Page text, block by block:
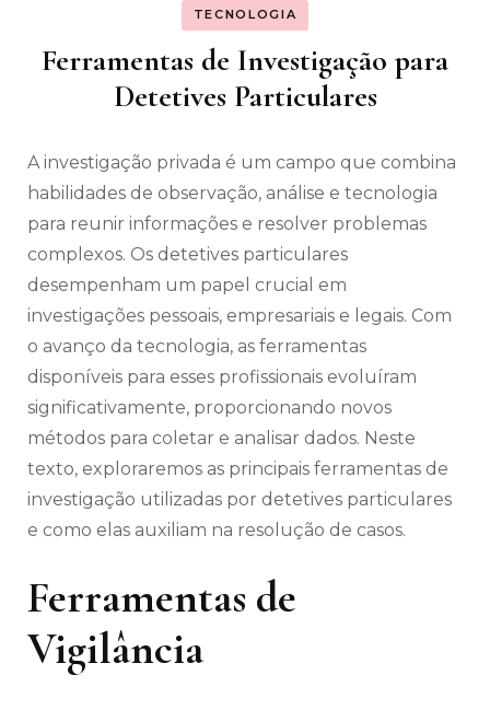
TECNOLOGIA
Ferramentas de Investigação para
Detetives Particulares
A investigação privada é um campo que combina
habilidades de observação, análise e tecnologia
para reunir informações e resolver problemas
complexos. Os detetives particulares
desempenham um papel crucial em
investigações pessoais, empresariais e legais. Com
o avanço da tecnologia, as ferramentas
disponíveis para esses profissionais evoluíram
significativamente, proporcionando novos
métodos para coletar e analisar dados. Neste
texto, exploraremos as principais ferramentas de
investigação utilizadas por detetives particulares
e como elas auxiliam na resolução de casos.
Ferramentas de
Vigilância